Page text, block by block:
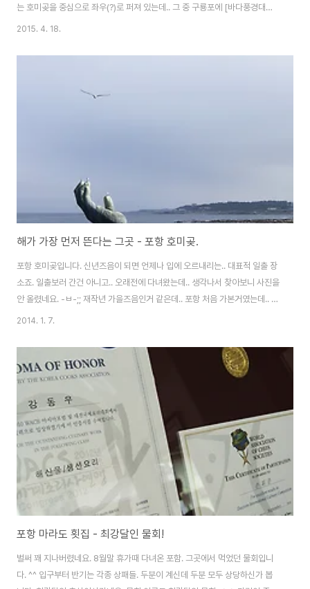
는 호미곶을 중심으로 좌우(?)로 퍼져 있는데.. 그 중 구룡포에 [바다풍경대게]
라는 곳에서 먹었습니다. 대게 맛은 괜찮은 편입니다. 너무 짜지도 않고 적당히
으로 받았습니다. 두가지의 크기 차이는 뭐... 어마어마하구요. 다 괜찮았는데
적당히 참기름 두르고 밥을 볶아 만든 볶음밥입니다. 당연히 몇마리가 몇인분
2015. 4. 18.
해가 가장 먼저 뜬다는 그곳 - 포항 호미곶.
포항 호미곶입니다. 신년즈음이 되면 언제나 입에 오르내리는.. 대표적 일출 장
소죠. 일출보러 간건 아니고.. 오래전에 다녀왔는데.. 생각나서 찾아보니 사진을
안 올렸네요. -ㅂ-;; 재작년 가을즈음인거 같은데.. 포항 처음 가본거였는데.. 건
망증이.. 이거시 늘금인가.. ㅜ_ㅜ 엄청나게 멋들어진 곳은 아니지만.. 무언가
쪽 광장은 완벽한 관광단지로 조성되어 있습니다. 전 저 손이 하나인줄 알았는
데.. 육지에 하나 바다에 하나.. 마주보는거더라구요. ^^ 주위에 별 다른 볼거리
는 없지만..시원한 바다를 바라보는 것만으로도 가치는 충분한 장소인 것 같습
니다.
2014. 1. 7.
포항 마라도 횟집 - 최강달인 물회!
벌써 꽤 지나버렸네요. 8월말 휴가때 다녀온 포함. 그곳에서 먹었던 물회입니
다. ^^ 입구부터 반기는 각종 상패들. 두분이 계신데 두분 모두 상당하신가 봅